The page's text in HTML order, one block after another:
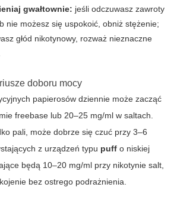
gwałtownie: jeśli odczuwasz zawroty
nie możesz się uspokoić, obniż stężenie;
głód nikotynowy, rozważ nieznaczne
doboru mocy
papierosów dziennie może zacząć
freebase lub 20–25 mg/ml w saltach.
pali, może dobrze się czuć przy 3–6
z urządzeń typu puff o niskiej
będą 10–20 mg/ml przy nikotynie salt,
bez ostrego podrażnienia.